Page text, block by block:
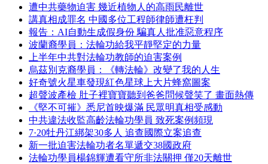
遭中共藥物迫害 幾近植物人的高雨民離世
講真相成罪名 中國多位工程師律師遭枉判
報告：AI自動生成假身份 騙真人批准惡意程序
波蘭裔學員：法輪功給我平靜堅定的力量
上半年中共對法輪功教師的迫害案例
烏茲別克裔學員：《轉法輪》改變了我的人生
好奇號火星車發現紅色星球上大片蜂窩圖案
超聲波產檢 肚子裡寶寶聽到爸爸問候聲笑了 畫面熱傳
《堅不可摧》悉尼首映爆滿 民眾明真相受感動
中共違法收監高齡法輪功學員 致死案例頻現
7·20牡丹江綁架30多人 追查國際立案追查
新一批迫害法輪功者名單遞交38國政府
法輪功學員楊錦輝遭看守所非法關押 僅20天離世